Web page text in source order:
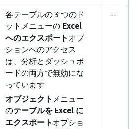
各テーブルの 3 つのド
ットメニューの Excel
へのエクスポート オプ
ションへのアクセス
は、分析とダッシュボ
ードの両方で無効にな
っています
オブジェクト メニュー
のテーブルを Excel に
エクスポート オプショ
--